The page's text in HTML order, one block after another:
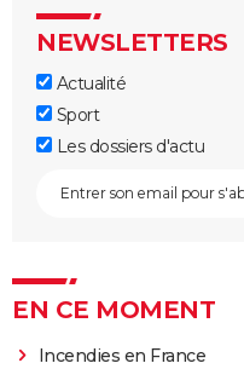
NEWSLETTERS
Actualité
Sport
Les dossiers d'actu
EN CE MOMENT
Incendies en France